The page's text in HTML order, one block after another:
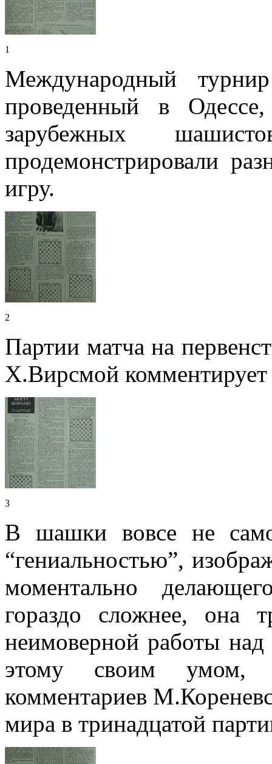
1
Международный
проведенный в
зарубежных
продемонстрировали
игру.
2
Партии матча на
Х.Вирсмой
3
В шашки вовсе не
“гениальностью”,
моментально
гораздо сложнее, она
неимоверной работы
этому своим умом,
комментариев
мира в тринадцатой